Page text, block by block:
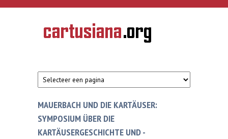
Overslaan en naar de inhoud gaan
CARTUSIANA
Geschiedenis
van de
MAUERBACH UND DIE KARTÄUSER:
SYMPOSIUM ÜBER DIE
KARTÄUSERGESCHICHTE UND -